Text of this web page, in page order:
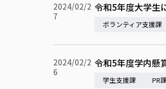
2024/02/2
7
令和5年度大学生
ボランティア支援課
2024/02/2
6
令和5年度学内
学生支援課 PR